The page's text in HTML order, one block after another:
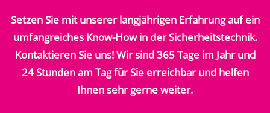
Setzen Sie mit unserer langjährigen Erfahrung auf ein
umfangreiches Know-How in der Sicherheitstechnik.
Kontaktieren Sie uns! Wir sind 365 Tage im Jahr und
24 Stunden am Tag für Sie erreichbar und helfen
Ihnen sehr gerne weiter.